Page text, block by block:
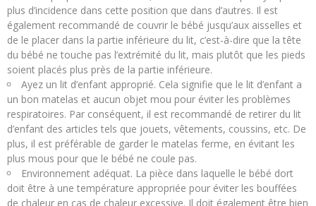
plus d’incidence dans cette position que dans d’autres. Il est
également recommandé de couvrir le bébé jusqu’aux aisselles et
de le placer dans la partie inférieure du lit, c’est-à-dire que la tête
du bébé ne touche pas l’extrémité du lit, mais plutôt que les pieds
soient placés plus près de la partie inférieure.
Ayez un lit d’enfant approprié. Cela signifie que le lit d’enfant a
un bon matelas et aucun objet mou pour éviter les problèmes
respiratoires. Par conséquent, il est recommandé de retirer du lit
d’enfant des articles tels que jouets, vêtements, coussins, etc. De
plus, il est préférable de garder le matelas ferme, en évitant les
plus mous pour que le bébé ne coule pas.
Environnement adéquat. La pièce dans laquelle le bébé dort
doit être à une température appropriée pour éviter les bouffées
de chaleur en cas de chaleur excessive. Il doit également être bien